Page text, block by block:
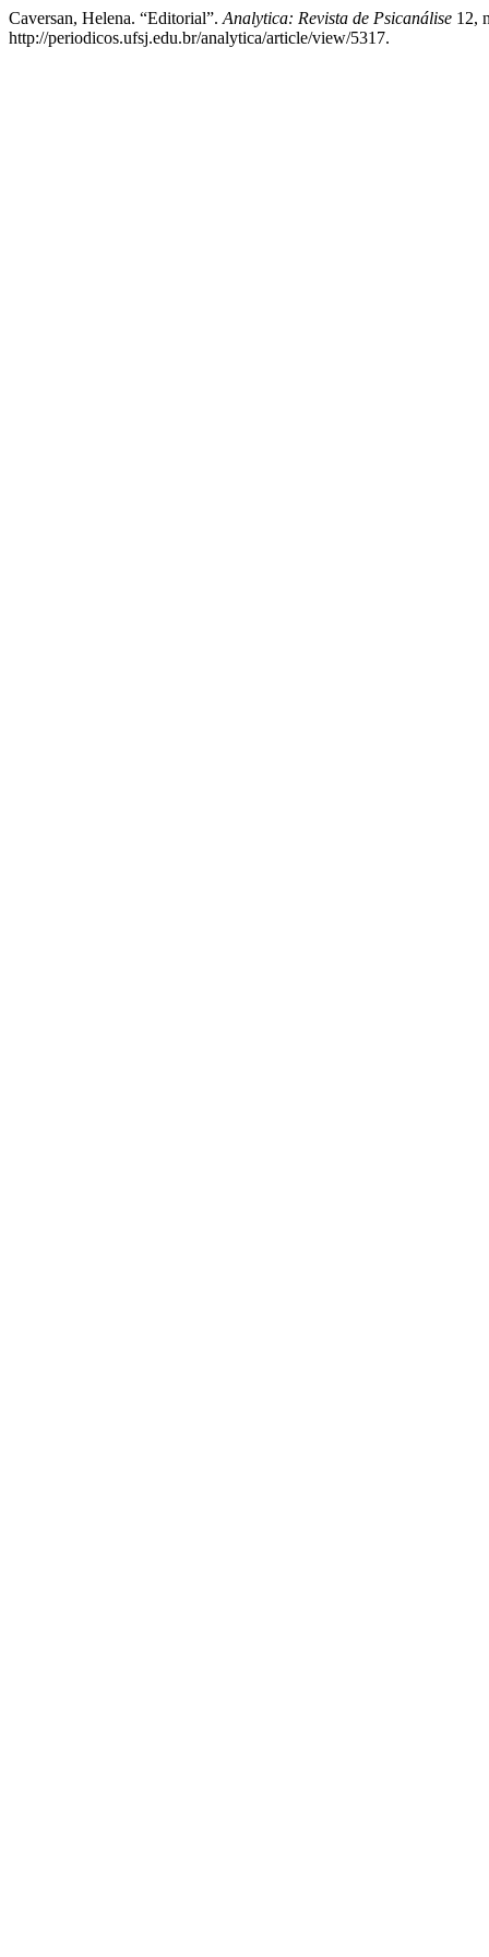
Caversan, Helena. “Editorial”. Analytica: Revista de Psicanálise 12,
http://periodicos.ufsj.edu.br/analytica/article/view/5317.